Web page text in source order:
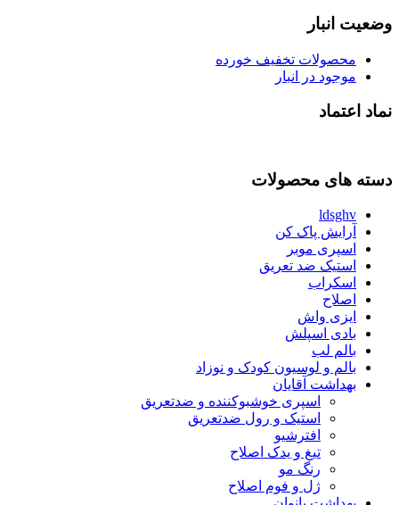
وضعیت انبار
محصولات تخفیف خورده
موجود در انبار
نماد اعتماد
دسته های محصولات
ldsghv
آرایش پاک کن
اسپری موبر
استیک ضد تعریق
اسکراب
اصلاح
ایزی واش
بادی اسپلش
بالم لب
بالم و لوسیون کودک و نوزاد
بهداشت آقایان
اسپری خوشبوکننده و ضدتعریق
استیک و رول ضدتعریق
افترشیو
تیغ و یدک اصلاح
رنگ مو
ژل و فوم اصلاح